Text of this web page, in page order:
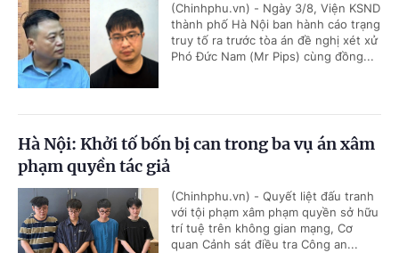
(Chinhphu.vn) - Ngày 3/8, Viện KSND
thành phố Hà Nội ban hành cáo trạng
truy tố ra trước tòa án đề nghị xét xử
Phó Đức Nam (Mr Pips) cùng đồng...
Hà Nội: Khởi tố bốn bị can trong ba vụ án xâm
phạm quyền tác giả
(Chinhphu.vn) - Quyết liệt đấu tranh
với tội phạm xâm phạm quyền sở hữu
trí tuệ trên không gian mạng, Cơ
quan Cảnh sát điều tra Công an...